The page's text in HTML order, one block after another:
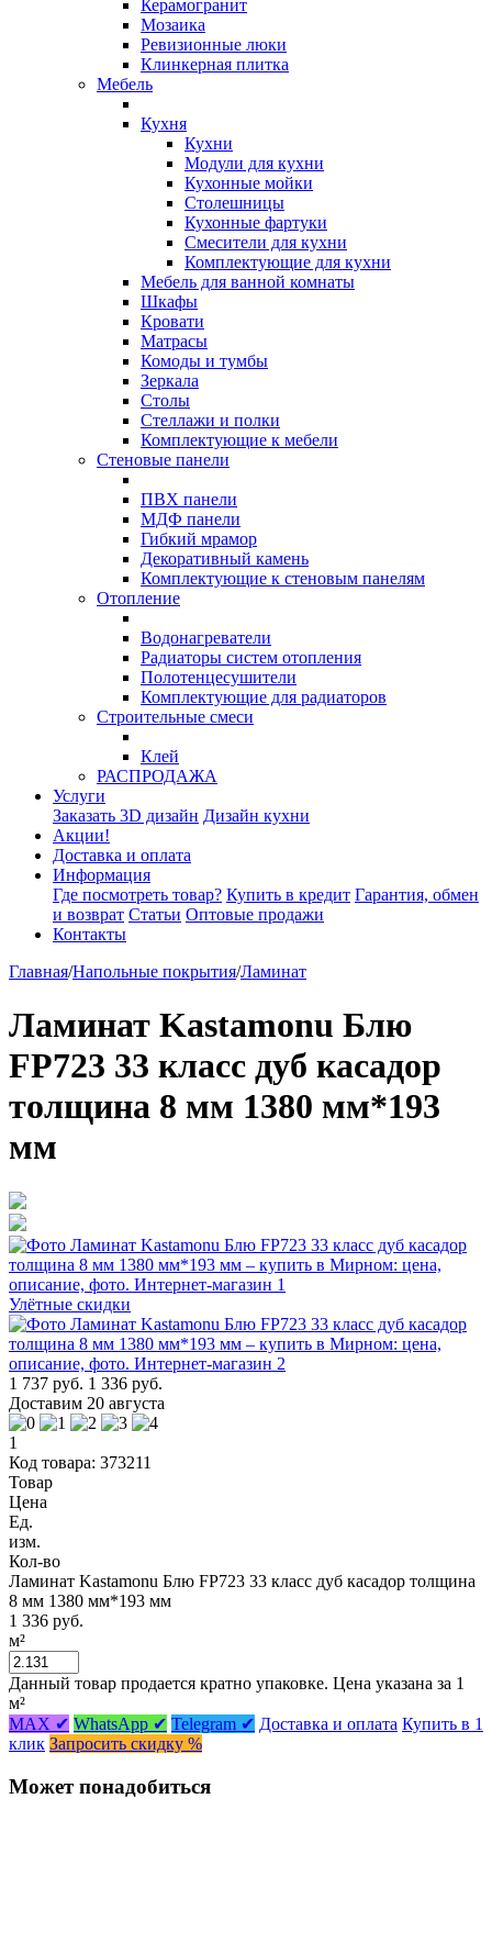
Керамогранит
Мозаика
Ревизионные люки
Клинкерная плитка
Мебель
Кухня
Кухни
Модули для кухни
Кухонные мойки
Столешницы
Кухонные фартуки
Смесители для кухни
Комплектующие для кухни
Мебель для ванной комнаты
Шкафы
Кровати
Матрасы
Комоды и тумбы
Зеркала
Столы
Стеллажи и полки
Комплектующие к мебели
Стеновые панели
ПВХ панели
МДФ панели
Гибкий мрамор
Декоративный камень
Комплектующие к стеновым панелям
Отопление
Водонагреватели
Радиаторы систем отопления
Полотенцесушители
Комплектующие для радиаторов
Строительные смеси
Клей
РАСПРОДАЖА
Услуги
Заказать 3D дизайн Дизайн кухни
Акции!
Доставка и оплата
Информация
Где посмотреть товар? Купить в кредит Гарантия, обмен
и возврат Статьи Оптовые продажи
Контакты
Главная/Напольные покрытия/Ламинат
Ламинат Kastamonu Блю
FP723 33 класс дуб касадор
толщина 8 мм 1380 мм*193
мм
Улётные скидки
1 737 руб. 1 336 руб.
Доставим 20 августа
1
Код товара: 373211
Товар
Цена
Ед.
изм.
Кол-во
Ламинат Kastamonu Блю FP723 33 класс дуб касадор толщина
8 мм 1380 мм*193 мм
1 336 руб.
м²
Данный товар продается кратно упаковке. Цена указана за 1
м²
MAX ✔ WhatsApp ✔ Telegram ✔ Доставка и оплата Купить в 1
клик Запросить скидку %
Может понадобиться